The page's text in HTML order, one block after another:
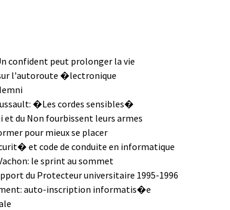
confident peut prolonger la vie
l'autoroute �lectronique
�Les cordes sensibles�
et du Non fourbissent leurs armes
pour mieux se placer
et code de conduite en informatique
le sprint au sommet
du Protecteur universitaire 1995-1996
auto-inscription informatis�e